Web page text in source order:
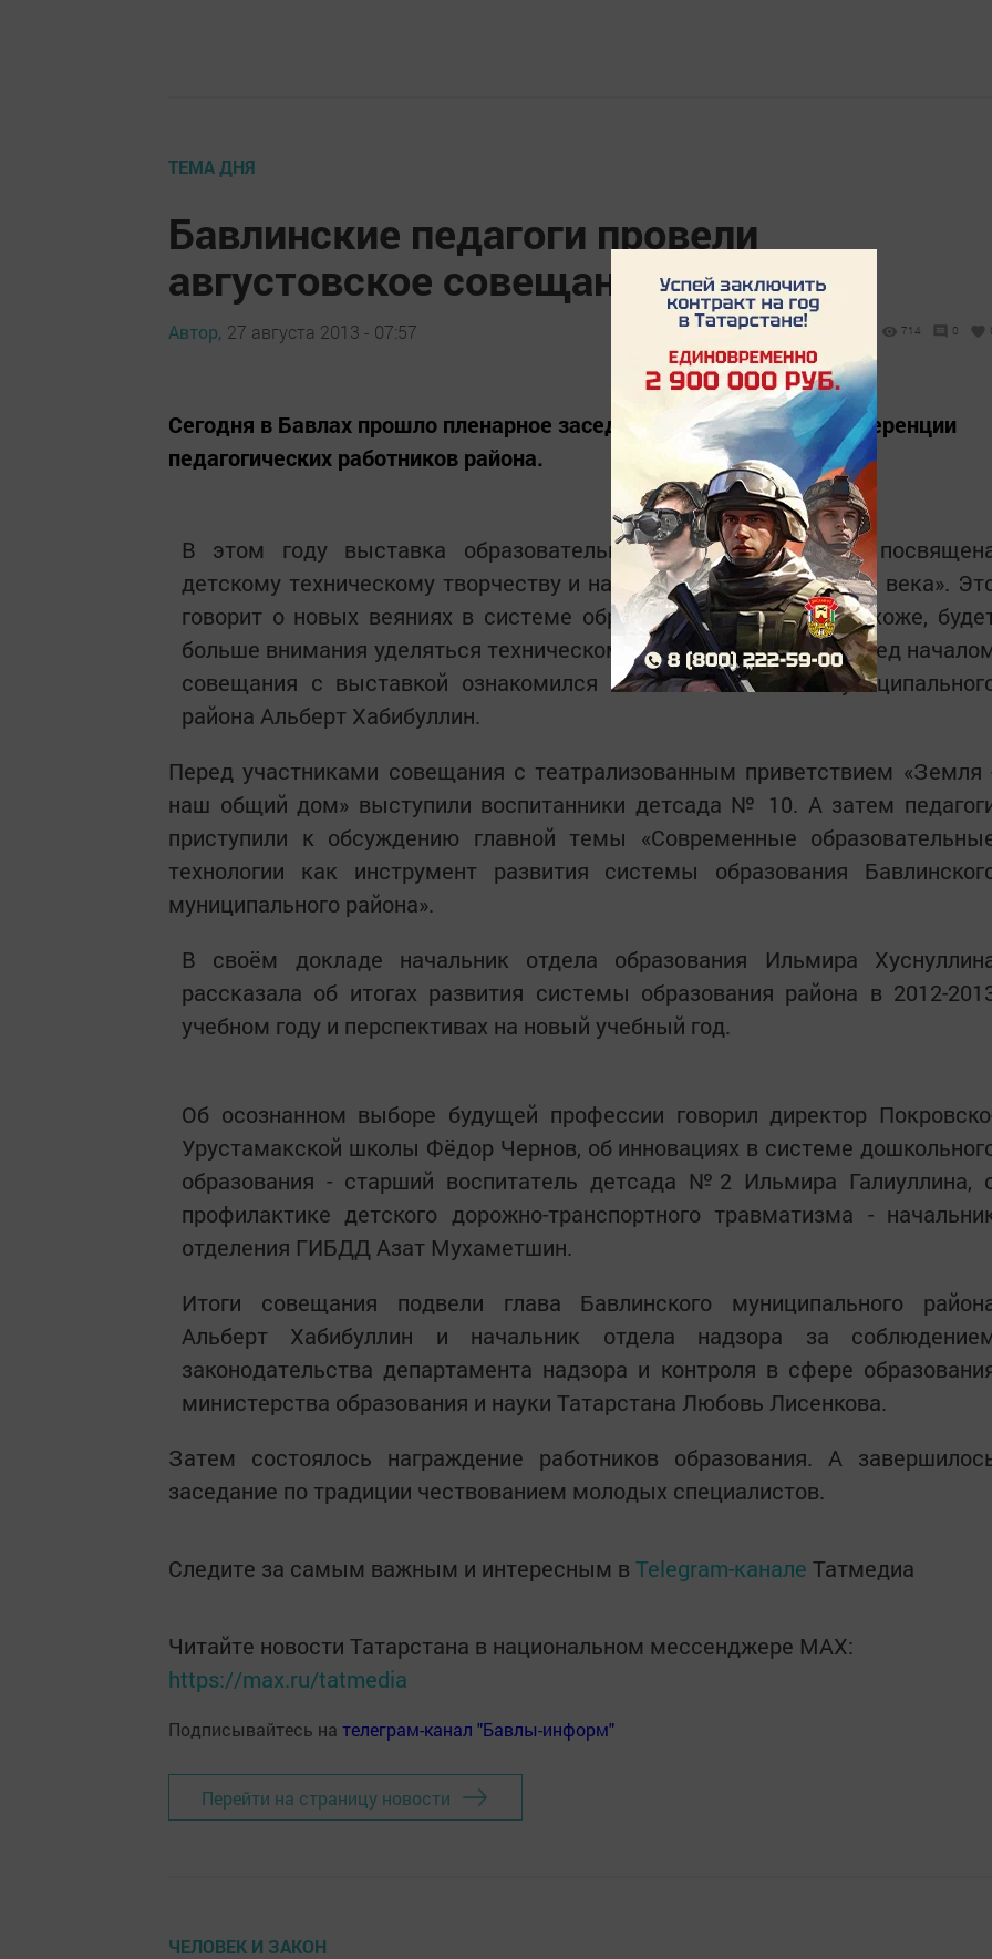
ТЕМА ДНЯ
Бавлинские педагоги провели
августовское совещание (фото)
Автор, 27 августа 2013 - 07:57 714 0
Сегодня в Бавлах прошло пленарное заседание августовской конференции
педагогических работников района.
В этом году выставка образовательных учреждений была
детскому техническому творчеству и называлась «Кулибины ХХI века».
говорит о новых веяниях в системе образования, в которой, похоже,
больше внимания уделяться техническому творчеству детей. Перед
совещания с выставкой ознакомился глава Бавлинского
района Альберт Хабибуллин.
Перед участниками совещания с театрализованным приветствием «Земля
наш общий дом» выступили воспитанники детсада № 10. А затем
приступили к обсуждению главной темы «Современные
технологии как инструмент развития системы образования
муниципального района».
В своём докладе начальник отдела образования Ильмира
рассказала об итогах развития системы образования района в 2012-
учебном году и перспективах на новый учебный год.
Об осознанном выборе будущей профессии говорил директор
Урустамакской школы Фёдор Чернов, об инновациях в системе
образования - старший воспитатель детсада №2 Ильмира Галиуллина,
профилактике детского дорожно-транспортного травматизма -
отделения ГИБДД Азат Мухаметшин.
Итоги совещания подвели глава Бавлинского муниципального
Альберт Хабибуллин и начальник отдела надзора за
законодательства департамента надзора и контроля в сфере
министерства образования и науки Татарстана Любовь Лисенкова.
Затем состоялось награждение работников образования. А
заседание по традиции чествованием молодых специалистов.
Следите за самым важным и интересным в Telegram-канале Татмедиа
Читайте новости Татарстана в национальном мессенджере MАХ:
https://max.ru/tatmedia
Подписывайтесь на телеграм-канал "Бавлы-информ"
Перейти на страницу новости
ЧЕЛОВЕК И ЗАКОН